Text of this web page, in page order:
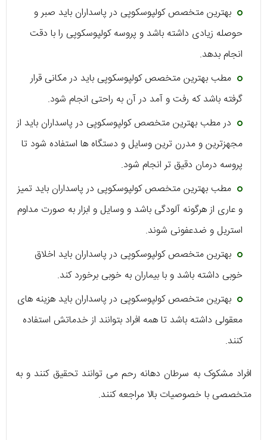
بهترین متخصص کولپوسکوپی در پاسداران باید صبر و
حوصله زیادی داشته باشد و پروسه کولپوسکوپی را با دقت
انجام بدهد.
مطب بهترین متخصص کولپوسکوپی باید در مکانی قرار
گرفته باشد که رفت و آمد در آن به راحتی انجام شود.
در مطب بهترین متخصص کولپوسکوپی در پاسداران باید از
مجهزترین و مدرن ترین وسایل و دستگاه ها استفاده شود تا
پروسه درمان دقیق تر انجام شود.
مطب بهترین متخصص کولپوسکوپی در پاسداران باید تمیز
و عاری از هرگونه آلودگی باشد و وسایل و ابزار به صورت مداوم
استریل و ضدعفونی شوند.
بهترین متخصص کولپوسکوپی در پاسداران باید اخلاق
خوبی داشته باشد و با بیماران به خوبی برخورد کند.
بهترین متخصص کولپوسکوپی در پاسداران باید هزینه های
معقولی داشته باشد تا همه افراد بتوانند از خدماتش استفاده
کنند.
افراد مشکوک به سرطان دهانه رحم می توانند تحقیق کنند و به
متخصصی با خصوصیات بالا مراجعه کنند.